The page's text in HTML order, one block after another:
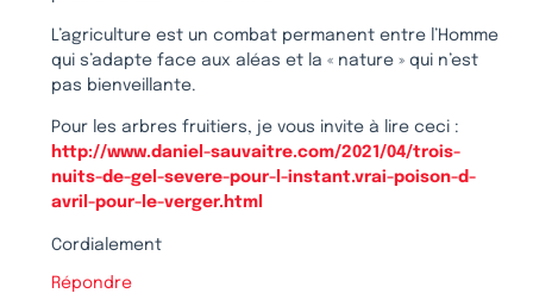
L’agriculture est un combat permanent entre l’Homme
qui s’adapte face aux aléas et la « nature » qui n’est
pas bienveillante.
Pour les arbres fruitiers, je vous invite à lire ceci :
http://www.daniel-sauvaitre.com/2021/04/trois-
nuits-de-gel-severe-pour-l-instant.vrai-poison-d-
avril-pour-le-verger.html
Cordialement
Répondre